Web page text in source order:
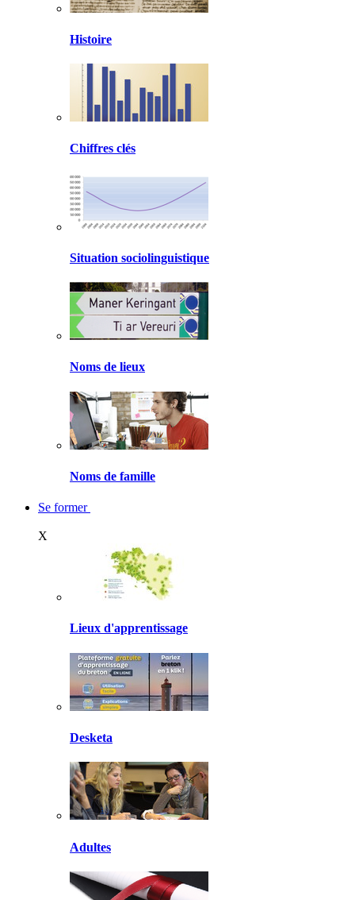
Histoire
Chiffres clés
Situation sociolinguistique
Noms de lieux
Noms de famille
Se former
X
Lieux d'apprentissage
Desketa
Adultes